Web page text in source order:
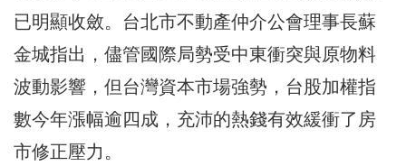
已明顯收斂。台北市不動產仲介公會理事長蘇
金城指出，儘管國際局勢受中東衝突與原物料
波動影響，但台灣資本市場強勢，台股加權指
數今年漲幅逾四成，充沛的熱錢有效緩衝了房
市修正壓力。